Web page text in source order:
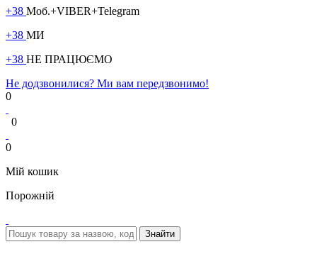
+38 Моб.+VIBER+Telegram
+38 МИ
+38 НЕ ПРАЦЮЄМО
Не додзвонилися? Ми вам передзвонимо!
0
0
0
Мій кошик
Порожній